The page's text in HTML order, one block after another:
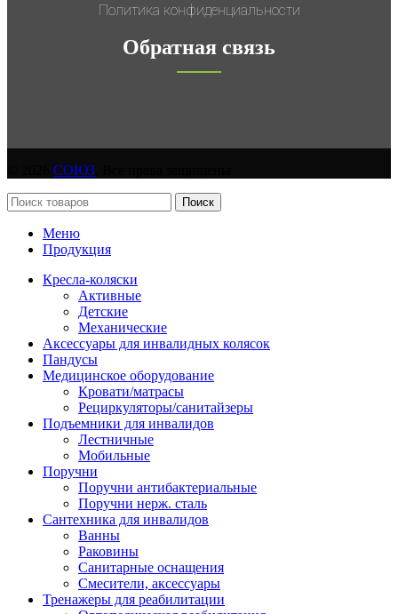
Политика конфиденциальности
Обратная связь
СОЮЗ
Поиск
Меню
Продукция
Кресла-коляски
Активные
Детские
Механические
Аксессуары для инвалидных колясок
Пандусы
Медицинское оборудование
Кровати/матрасы
Рециркуляторы/санитайзеры
Подъемники для инвалидов
Лестничные
Мобильные
Поручни
Поручни антибактериальные
Поручни нерж. сталь
Сантехника для инвалидов
Ванны
Раковины
Санитарные оснащения
Смесители, аксессуары
Тренажеры для реабилитации